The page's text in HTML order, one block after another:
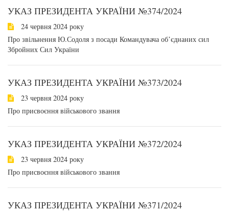
УКАЗ ПРЕЗИДЕНТА УКРАЇНИ №374/2024
24 червня 2024 року
Про звільнення Ю.Содоля з посади Командувача обʼєднаних сил
Збройних Сил України
УКАЗ ПРЕЗИДЕНТА УКРАЇНИ №373/2024
23 червня 2024 року
Про присвоєння військового звання
УКАЗ ПРЕЗИДЕНТА УКРАЇНИ №372/2024
23 червня 2024 року
Про присвоєння військового звання
УКАЗ ПРЕЗИДЕНТА УКРАЇНИ №371/2024